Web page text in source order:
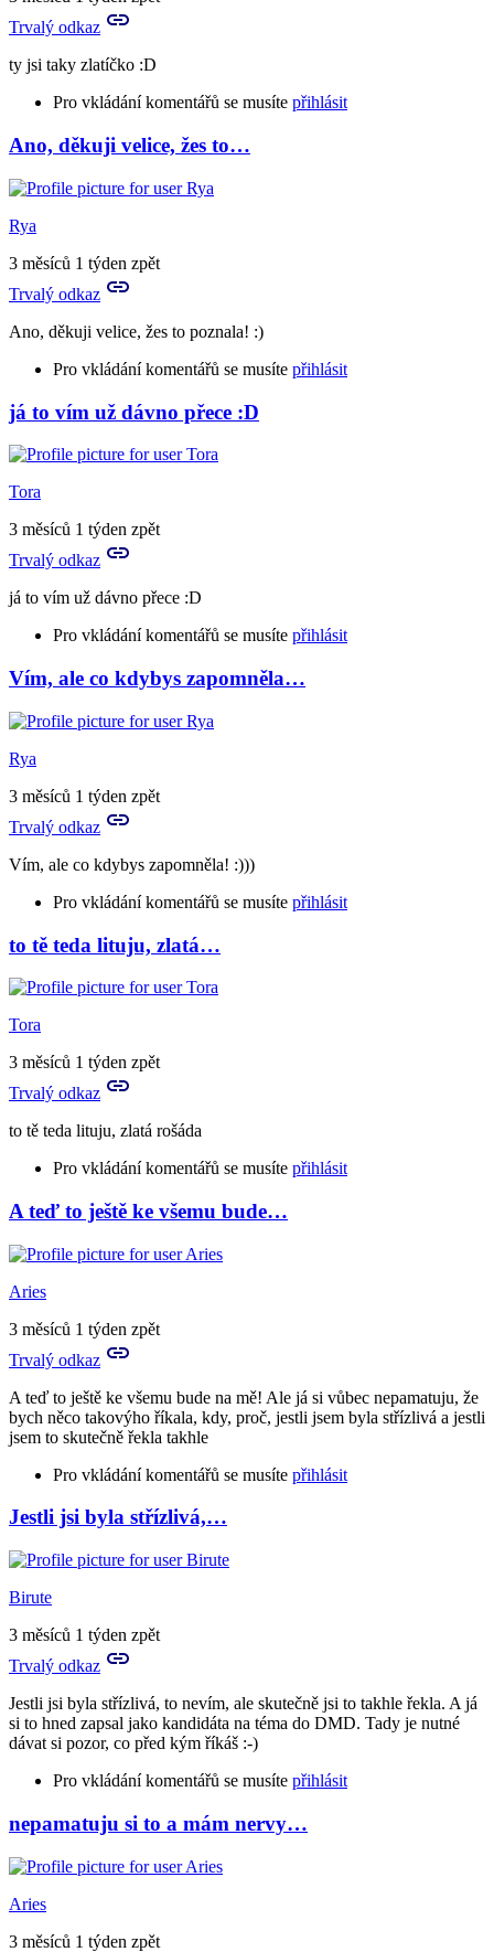
mi
by
Trvalý odkaz
ty jsi taky zlatíčko :D
Pro vkládání komentářů se musíte přihlásit
In
reply
to
Já
bych
to
velmi…
Rya
Ano, děkuji velice, žes to…
Rya
3 měsíců 1 týden zpět
Trvalý odkaz
Ano, děkuji velice, žes to poznala! :)
Pro vkládání komentářů se musíte přihlásit
In
reply
to
ty
jsi
taky
:D
Tora
já to vím už dávno přece :D
Tora
3 měsíců 1 týden zpět
Trvalý odkaz
já to vím už dávno přece :D
Pro vkládání komentářů se musíte přihlásit
In
reply
to
Ano,
děkuji
velice,
to…
Rya
Vím, ale co kdybys zapomněla…
Rya
3 měsíců 1 týden zpět
Trvalý odkaz
Vím, ale co kdybys zapomněla! :)))
Pro vkládání komentářů se musíte přihlásit
In
reply
to
já
to
vím
dávno
:D
Tora
to tě teda lituju, zlatá…
Tora
3 měsíců 1 týden zpět
Trvalý odkaz
to tě teda lituju, zlatá rošáda
Pro vkládání komentářů se musíte přihlásit
In
reply
to
Prosím
tě
a
mi
by
Aries
A teď to ještě ke všemu bude…
Aries
3 měsíců 1 týden zpět
Trvalý odkaz
A teď to ještě ke všemu bude na mě! Ale já si vůbec nepamatuju, že
bych něco takovýho říkala, kdy, proč, jestli jsem byla střízlivá a jestli
jsem to skutečně řekla takhle
Pro vkládání komentářů se musíte přihlásit
In
reply
to
to
tě
teda
zlatá…
Tora
Jestli jsi byla střízlivá,…
Birute
3 měsíců 1 týden zpět
Trvalý odkaz
Jestli jsi byla střízlivá, to nevím, ale skutečně jsi to takhle řekla. A já
si to hned zapsal jako kandidáta na téma do DMD. Tady je nutné
dávat si pozor, co před kým říkáš :-)
Pro vkládání komentářů se musíte přihlásit
In
reply
to
A
teď
to
nepamatuju si to a mám nervy…
Aries
3 měsíců 1 týden zpět